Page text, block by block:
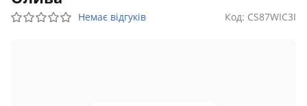
Немає відгуків Код: CS87WIC3I